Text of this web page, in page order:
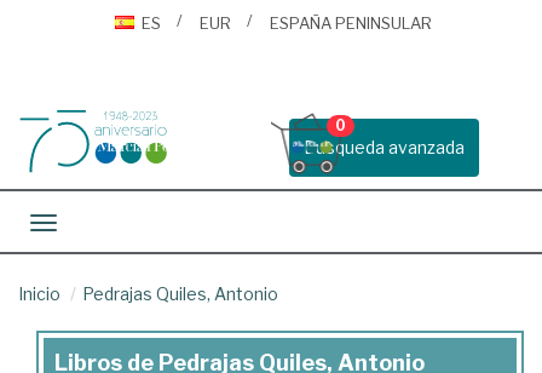
ES
EUR ESPAÑA PENINSULAR
Busqueda avanzada
0
Toggle navigation
Inicio Pedrajas Quiles, Antonio
Libros de Pedrajas Quiles, Antonio